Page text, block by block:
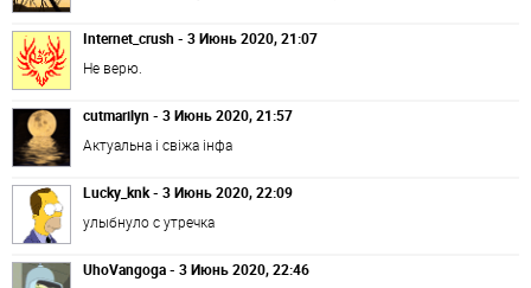
Internet_crush - 3 Июнь 2020, 21:07
Не верю.
cutmarilyn - 3 Июнь 2020, 21:57
Актуальна і свіжа інфа
Lucky_knk - 3 Июнь 2020, 22:09
улыбнуло с утречка
UhoVangoga - 3 Июнь 2020, 22:46